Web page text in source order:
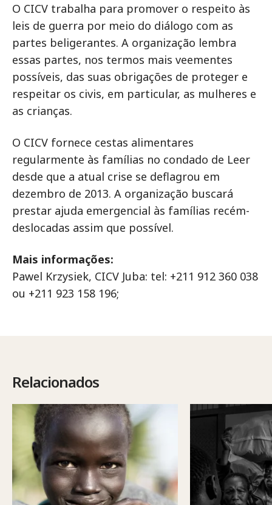
O CICV trabalha para promover o respeito às
leis de guerra por meio do diálogo com as
partes beligerantes. A organização lembra
essas partes, nos termos mais veementes
possíveis, das suas obrigações de proteger e
respeitar os civis, em particular, as mulheres e
as crianças.
O CICV fornece cestas alimentares
regularmente às famílias no condado de Leer
desde que a atual crise se deflagrou em
dezembro de 2013. A organização buscará
prestar ajuda emergencial às famílias recém-
deslocadas assim que possível.
Mais informações:
Pawel Krzysiek, CICV Juba: tel: +211 912 360 038
ou +211 923 158 196;
Relacionados